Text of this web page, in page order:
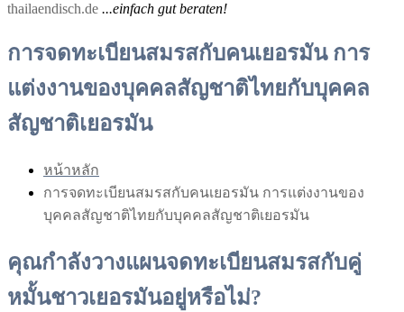
thailaendisch.de ...einfach gut beraten!
การจดทะเบียนสมรสกับคนเยอรมัน การ
แต่งงานของบุคคลสัญชาติไทยกับบุคคล
สัญชาติเยอรมัน
หน้าหลัก
การจดทะเบียนสมรสกับคนเยอรมัน การแต่งงานของ
บุคคลสัญชาติไทยกับบุคคลสัญชาติเยอรมัน
คุณกำลังวางแผนจดทะเบียนสมรสกับคู่
หมั้นชาวเยอรมันอยู่หรือไม่?